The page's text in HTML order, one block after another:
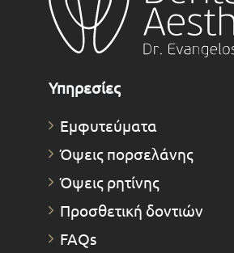
Υπηρεσίες
Εμφυτεύματα
Όψεις πορσελάνης
Όψεις ρητίνης
Προσθετική δοντιών
FAQs